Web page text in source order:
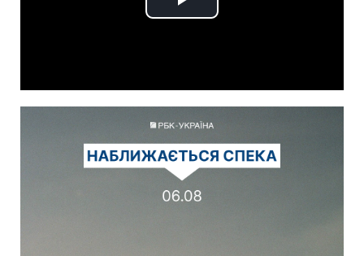
Play